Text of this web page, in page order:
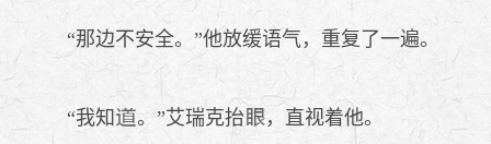
“那边不安全。”他放缓语气，重复了一遍。
“我知 。”艾瑞克抬 ，直视着他。